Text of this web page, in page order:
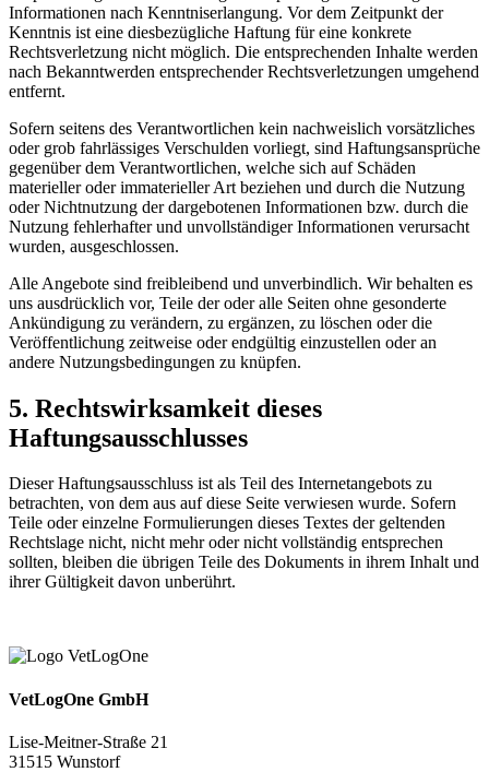
Informationen nach Kenntniserlangung. Vor dem Zeitpunkt der
Kenntnis ist eine diesbezügliche Haftung für eine konkrete
Rechtsverletzung nicht möglich. Die entsprechenden Inhalte werden
nach Bekanntwerden entsprechender Rechtsverletzungen umgehend
entfernt.
Sofern seitens des Verantwortlichen kein nachweislich vorsätzliches
oder grob fahrlässiges Verschulden vorliegt, sind Haftungsansprüche
gegenüber dem Verantwortlichen, welche sich auf Schäden
materieller oder immaterieller Art beziehen und durch die Nutzung
oder Nichtnutzung der dargebotenen Informationen bzw. durch die
Nutzung fehlerhafter und unvollständiger Informationen verursacht
wurden, ausgeschlossen.
Alle Angebote sind freibleibend und unverbindlich. Wir behalten es
uns ausdrücklich vor, Teile der oder alle Seiten ohne gesonderte
Ankündigung zu verändern, zu ergänzen, zu löschen oder die
Veröffentlichung zeitweise oder endgültig einzustellen oder an
andere Nutzungsbedingungen zu knüpfen.
5. Rechtswirksamkeit dieses
Haftungsausschlusses
Dieser Haftungsausschluss ist als Teil des Internetangebots zu
betrachten, von dem aus auf diese Seite verwiesen wurde. Sofern
Teile oder einzelne Formulierungen dieses Textes der geltenden
Rechtslage nicht, nicht mehr oder nicht vollständig entsprechen
sollten, bleiben die übrigen Teile des Dokuments in ihrem Inhalt und
ihrer Gültigkeit davon unberührt.
VetLogOne GmbH
Lise-Meitner-Straße 21
31515 Wunstorf